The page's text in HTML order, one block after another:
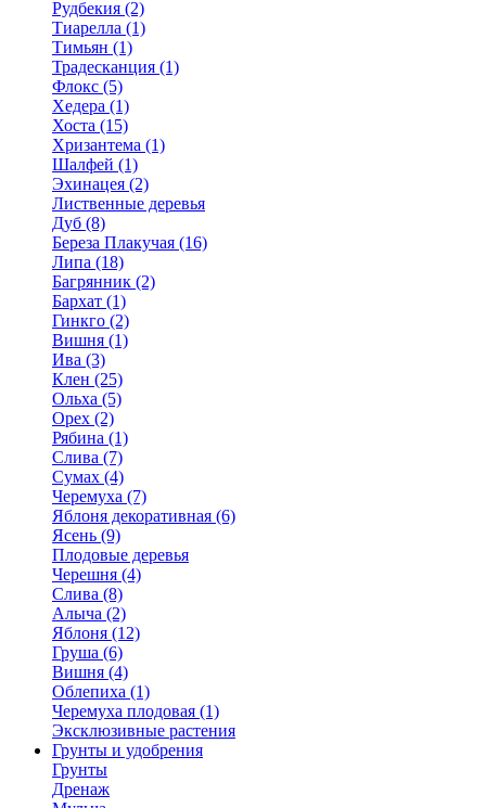
Рудбекия (2)
Тиарелла (1)
Тимьян (1)
Традесканция (1)
Флокс (5)
Хедера (1)
Хоста (15)
Хризантема (1)
Шалфей (1)
Эхинацея (2)
Лиственные деревья
Дуб (8)
Береза Плакучая (16)
Липа (18)
Багрянник (2)
Бархат (1)
Гинкго (2)
Вишня (1)
Ива (3)
Клен (25)
Ольха (5)
Орех (2)
Рябина (1)
Слива (7)
Сумах (4)
Черемуха (7)
Яблоня декоративная (6)
Ясень (9)
Плодовые деревья
Черешня (4)
Слива (8)
Алыча (2)
Яблоня (12)
Груша (6)
Вишня (4)
Облепиха (1)
Черемуха плодовая (1)
Эксклюзивные растения
Грунты и удобрения
Грунты
Дренаж